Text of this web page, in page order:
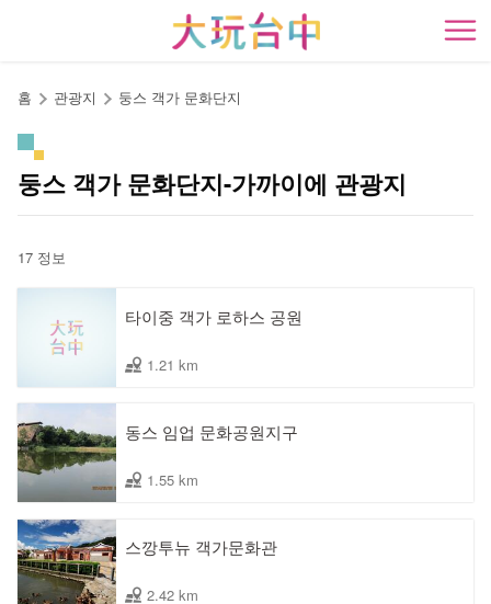
開
홈 관광지 둥스 객가 문화단지
둥스 객가 문화단지-가까이에 관광지
17 정보
타이중 객가 로하스 공원
1.21 km
동스 임업 문화공원지구
1.55 km
스깡투뉴 객가문화관
2.42 km